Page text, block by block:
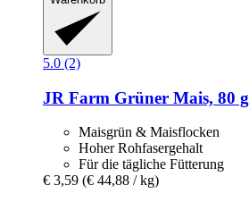
5.0 (2)
JR Farm Grüner Mais, 80 g
Maisgrün & Maisflocken
Hoher Rohfasergehalt
Für die tägliche Fütterung
€ 3,59 (€ 44,88 / kg)